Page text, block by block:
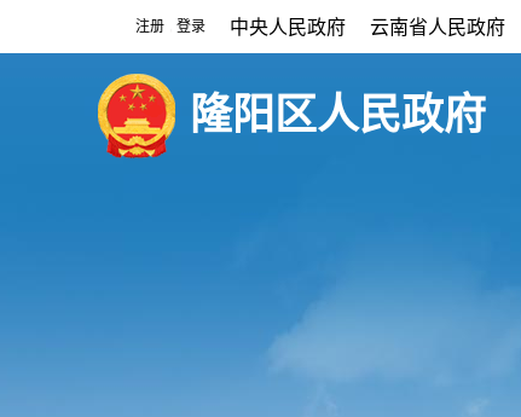
注册 登录 中央人民政府 云南省人民政府
隆阳区人民政府